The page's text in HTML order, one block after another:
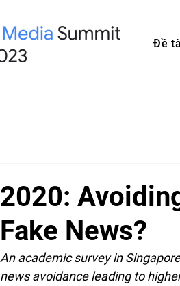
Đề
2020:
Fake News?
An academic survey in
news avoidance leading to